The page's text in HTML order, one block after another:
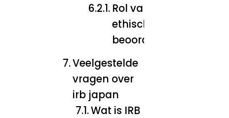
Rol van AI in
ethische
beoordelingen
Veelgestelde
vragen over
irb japan
Wat is IRB